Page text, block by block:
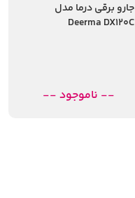
جارو برقی درما مدل
Deerma DX120C
-- ناموجود --